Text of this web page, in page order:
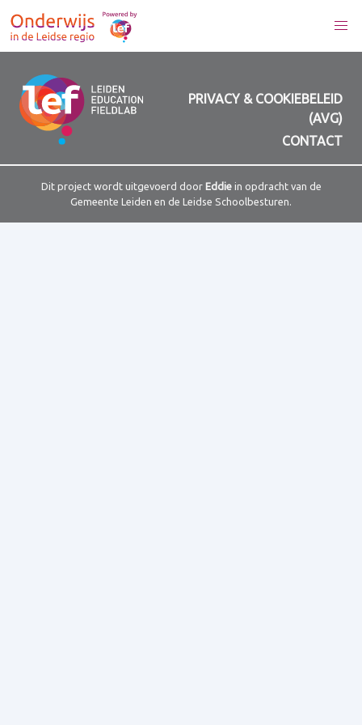
PRIVACY & COOKIEBELEID
(AVG)
CONTACT
Dit project wordt uitgevoerd door Eddiein opdracht van de
Gemeente Leiden en de Leidse Schoolbesturen.